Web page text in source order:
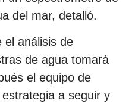
del mar, detalló.
el análisis de
de agua tomará
el equipo de
a seguir y